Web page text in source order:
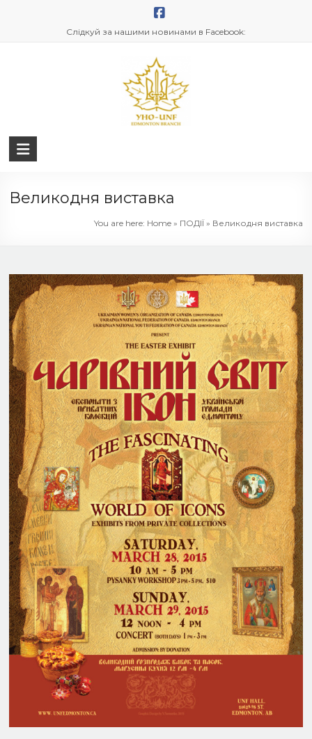
Слідкуй за нашими новинами в Facebook:
UNF
Великодня виставка
You are here: Home» ПОДІЇ» Великодня виставка